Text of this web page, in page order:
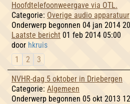
Hoofdtelefoonweergave via OTL.
Categorie: Overige audio apparatuur
Onderwerp begonnen 04 jan 2014
Laatste bericht 01 feb 2014 05:00
door hkruis
1
2 3
NVHR-dag 5 oktober in Driebergen
Categorie: Algemeen
Onderwerp begonnen 05 okt 2013